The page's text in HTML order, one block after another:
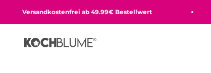
Versandkostenfrei ab 49.99€ Bestellwert
Kochblume GmbH